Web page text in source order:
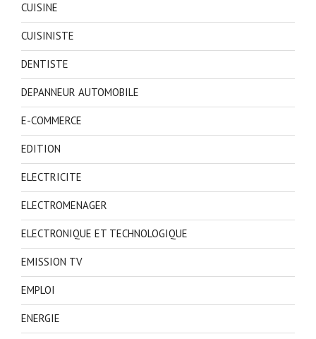
CUISINE
CUISINISTE
DENTISTE
DEPANNEUR AUTOMOBILE
E-COMMERCE
EDITION
ELECTRICITE
ELECTROMENAGER
ELECTRONIQUE ET TECHNOLOGIQUE
EMISSION TV
EMPLOI
ENERGIE